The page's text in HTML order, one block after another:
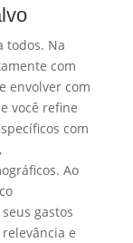
todos. Na
com
envolver com
você refine
com
Ao
gastos
e